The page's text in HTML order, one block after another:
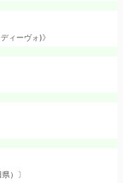
ィーヴォ)》
）〕